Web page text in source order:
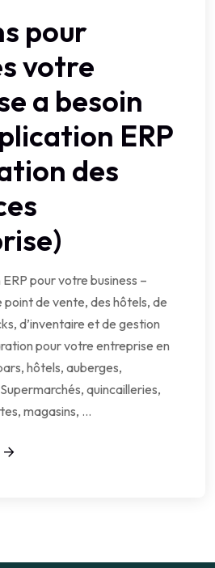
pour
votre
a besoin
ERP
des
pour votre business –
point de vente, des hôtels, de
d’inventaire et de gestion
pour votre entreprise en
hôtels, auberges,
quincailleries,
magasins, …